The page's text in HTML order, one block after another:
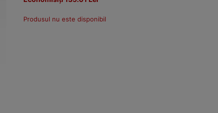
Produsul nu este disponibil